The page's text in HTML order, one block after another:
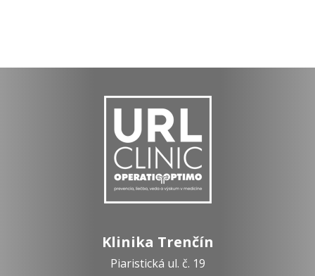
Klinika Trenčín
Piaristická ul. č. 19